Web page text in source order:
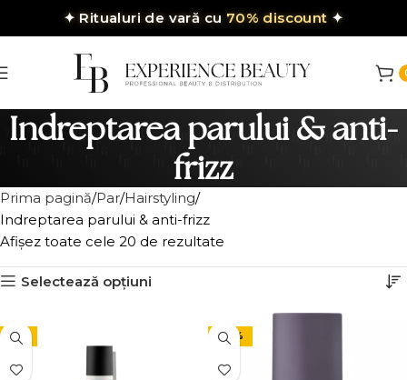
✦ Ritualuri de vară cu 70% discount ✦
Indreptarea parului & anti-
frizz
Prima pagină Par Hairstyling
Indreptarea parului & anti-frizz
Afișez toate cele 20 de rezultate
Selectează opțiuni
-9% -30%